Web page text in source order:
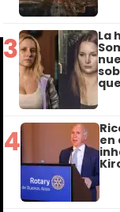
3 La
4 en